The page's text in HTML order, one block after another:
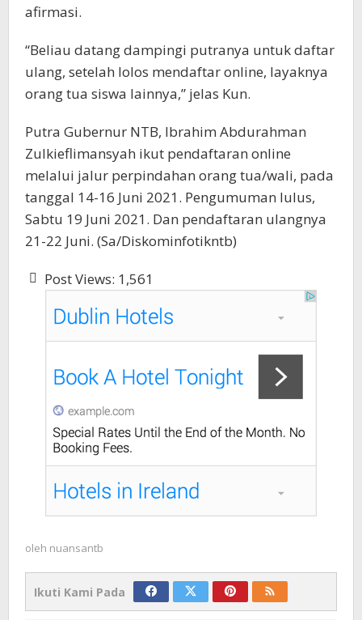
afirmasi.
“Beliau datang dampingi putranya untuk daftar
ulang, setelah lolos mendaftar online, layaknya
orang tua siswa lainnya,” jelas Kun.
Putra Gubernur NTB, Ibrahim Abdurahman
Zulkieflimansyah ikut pendaftaran online
melalui jalur perpindahan orang tua/wali, pada
tanggal 14-16 Juni 2021. Pengumuman lulus,
Sabtu 19 Juni 2021. Dan pendaftaran ulangnya
21-22 Juni. (Sa/Diskominfotikntb)
Post Views: 1,561
oleh nuansantb
Ikuti Kami Pada